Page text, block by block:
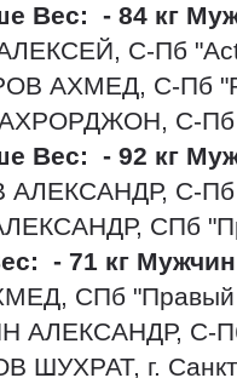
Вес: - 84 кг
С-Пб
АХМЕД, С-Пб
С-Пб
Вес: - 92 кг
С-Пб
СПб
- 71 кг
СПб "Правый
С-
г. Санкт-